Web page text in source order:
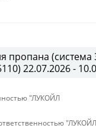
(система
22.07.2026 -
"ЛУКОЙЛ
"ЛУКОЙЛ